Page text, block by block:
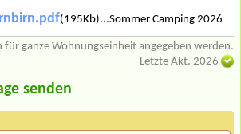
(195Kb)...Sommer Camping 2026
für ganze Wohnungseinheit angegeben werden.
Letzte Akt. 2026
senden